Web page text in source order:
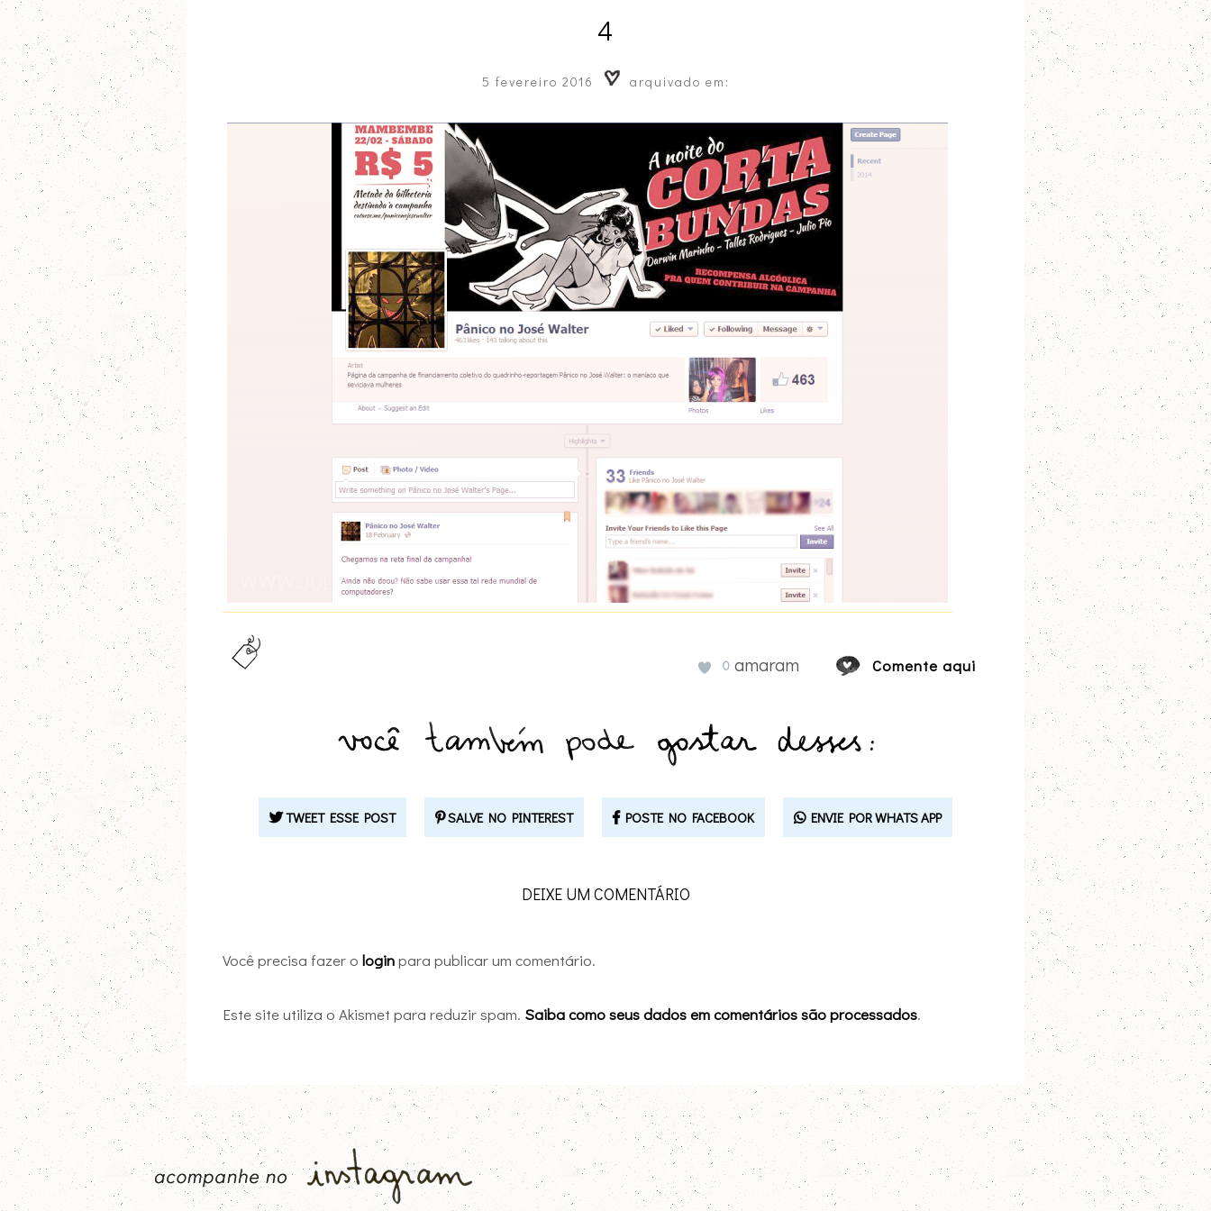
4
5 fevereiro 2016 arquivado em:
0 amaram Comente aqui
TWEET ESSE POST SALVE NO PINTEREST POSTE NO FACEBOOK ENVIE POR WHATS APP
DEIXE UM COMENTÁRIO
Você precisa fazer o loginpara publicar um comentário.
Este site utiliza o Akismet para reduzir spam. Saiba como seus dados em comentários são processados.